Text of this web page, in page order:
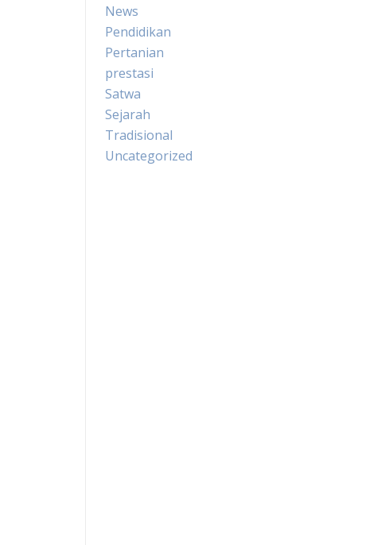
News
Pendidikan
Pertanian
prestasi
Satwa
Sejarah
Tradisional
Uncategorized